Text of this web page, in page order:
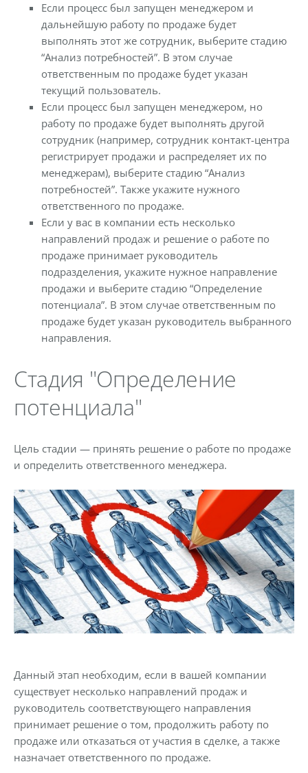
Если процесс был запущен менеджером и
дальнейшую работу по продаже будет
выполнять этот же сотрудник, выберите стадию
“Анализ потребностей”. В этом случае
ответственным по продаже будет указан
текущий пользователь.
Если процесс был запущен менеджером, но
работу по продаже будет выполнять другой
сотрудник (например, сотрудник контакт-центра
регистрирует продажи и распределяет их по
менеджерам), выберите стадию “Анализ
потребностей”. Также укажите нужного
ответственного по продаже.
Если у вас в компании есть несколько
направлений продаж и решение о работе по
продаже принимает руководитель
подразделения, укажите нужное направление
продажи и выберите стадию “Определение
потенциала”. В этом случае ответственным по
продаже будет указан руководитель выбранного
направления.
Стадия "Определение
потенциала"
Цель стадии — принять решение о работе по продаже
и определить ответственного менеджера.
Данный этап необходим, если в вашей компании
существует несколько направлений продаж и
руководитель соответствующего направления
принимает решение о том, продолжить работу по
продаже или отказаться от участия в сделке, а также
назначает ответственного по продаже.